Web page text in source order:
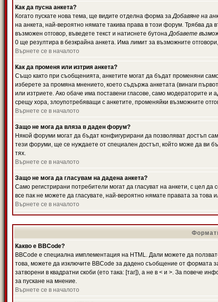
Как да пусна анкета?
Когато пускате нова тема, ще видите отделна форма заДобавяне на
на анкета, най-вероятно нямате такива права в този форум. Трябва да
възможен отговор, въведете текст и натиснете бутонаДобавете
0 ще резултира в безкрайна анкета. Има лимит за възможните
Върнете се в началото
Как да променя или изтрия анкета?
Също както при съобщенията, анкетите могат да бъдат променяни
изберете за промяна мнението, което съдържа анкетата (винаги
или изтриете. Ако обаче има поставени гласове, само модераторите и
срещу хора, злоупотребяващи с анкетите, променяйки възможните
Върнете се в началото
Защо не мога да вляза в даден форум?
Някой форуми могат да бъдат конфигурирани да позволяват достъп
тези форуми, ще се нуждаете от специален достъп, който може да ви
тях.
Върнете се в началото
Защо не мога да гласувам на дадена анкета?
Само регистрирани потребители могат да гласуват на анкети, с цел
все пак не можете да гласувате, най-вероятно нямате правата за това
Върнете се в началото
Какво е BBCode?
BBCode е специална имплементация на HTML. Дали можете да
това, можете да изключите BBCode за дадено съобщение от формата
затворени в квадратни скоби (ето така: [таг]), а не в < и >. За повече
за пускане на мнение.
Върнете се в началото